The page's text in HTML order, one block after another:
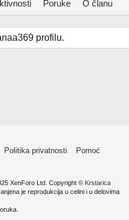
Poruke O članu
profilu.
Politika privatnosti
Pomoć
XenForo Ltd. Copyright © Krstarica
je reprodukcija u celini i u delovima